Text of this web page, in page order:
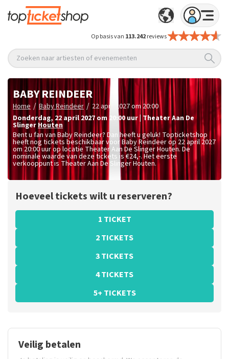
Op basis van 113.242reviews
Zoeken naar artiesten of evenementen
BABY REINDEER
Home / Baby Reindeer / 22 april 2027 om 20:00
donderdag, 22 april 2027 om 20:00 uur | Theater Aan De
SlingerHouten
Bent u fan van Baby Reindeer? Dan heeft u geluk! Topticketshop
heeft nog tickets beschikbaar voor Baby Reindeer op 22 april 2027
om 20:00 uur op locatie Theater Aan De Slinger Houten. De
nominale waarde van deze tickets is€24,-. Het eerste
verkooppunt is Theater Aan De Slinger Houten.
Hoeveel tickets wilt u reserveren?
1 TICKET
2 TICKETS
3 TICKETS
4 TICKETS
5+ TICKETS
Veilig betalen